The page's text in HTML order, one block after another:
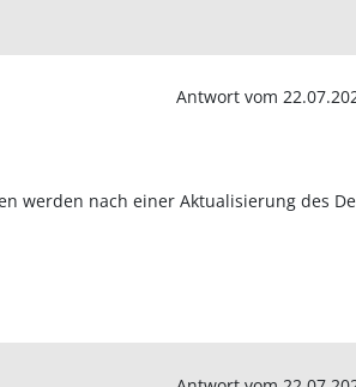
Antwort vom
werden nach einer Aktualisierung des